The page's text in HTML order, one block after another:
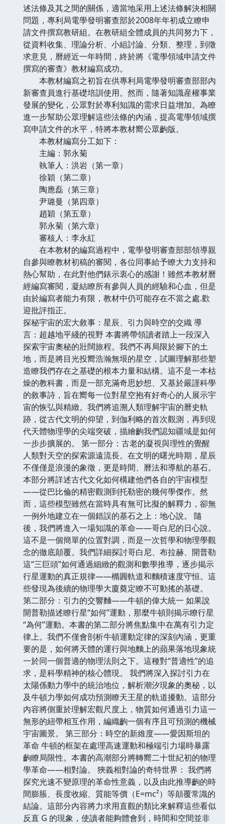
述法條及其之間的關係，適當地采用上述法條解決相關
問題，專利局電學發明審查部於2008年年初成立瞭申
請文件撰寫教研組。在教研組全體成員的共同努力下，
從資料收集、理論分析、小組討論、分類、整理，到徵
求意見，曆經近一年時間，終於將《電學領域申請文件
撰寫的審查》教材編寫成功。
本教材編寫之初旨在供專利局電學發明審查部部內
新審查員進行基礎培訓使用。然而，隨著知識産權事業
發展的變化，公眾對於專利知識的需求日益增加。為瞭
進一步幫助公眾理解這些法條的內涵，提高電學領域撰
寫申請文件的水平，特將本教材嚮公眾齣版。
本教材編寫分工如下：
主編：郭永菊
執筆人：洪岩（第一章）
徐穎（第二章）
陶應磊（第三章）
尹璐曼（第四章）
趙穎（第五章）
郭永菊（第六章）
審核人：李永紅
在本教材的編寫過程中，電學發明審查部部領導親
自參與瞭教材初稿的審閱，各位同事給予瞭大力支持和
熱心幫助，在此對他們錶示衷心的感謝！雖然本教材曆
經編寫審閱，凝結瞭所有參與人員的經驗和心血，但是
由於編寫者能力有限，教材中仍可能存在不當之處.歡
迎批評指正。
探秘宇宙的宏大敘事：星辰、引力與時空的交織 導
言：超越地平綫的視野 本書將帶領讀者踏上一段深入
探索宇宙奧秘的壯闊旅程。我們不再局限於腳下的土
地，而是將目光投嚮浩瀚無垠的星空，試圖理解那些塑
造瞭我們存在之基礎的根本力量和結構。這不是一本枯
燥的教科書，而是一部充滿奇思妙想、又基於嚴謹科學
的敘事詩，旨在嚮每一位對星空抱有好奇心的人展示宇
宙的恢弘與精緻。我們將追溯人類理解宇宙的曆史軌
跡，從古代文明的仰望，到伽利略的首次觀測，再到現
代天體物理學的尖端突破，描繪齣我們認知疆域是如何
一步步擴展的。 第一部分：古老的凝視與理性的覺醒
人類對天空的探索源遠流長。在文明的曙光時期，星辰
不僅僅是浪漫的象徵，更是時間、曆法和導航的基石。
本部分將詳述古代文化如何構建他們各自的宇宙模型
——從巴比倫的精密觀測到托勒密的幾何學傑作。然
而，這些模型雖然在當時具有無可比擬的解釋力，卻無
一例外地建立在一個錯誤的基石之上：地心說。 隨
後，我們將進入一場知識的革命——哥白尼的日心說。
這不是一個簡單的位置對調，而是一次哲學和物理學觀
念的徹底顛覆。我們詳細探討哥白尼、布拉赫、開普勒
這“三巨頭”如何通過細緻的觀測和數學推導，逐步揭示
行星運動的真正規律——橢圓軌道和麵積速度守恒。這
些發現為後續的物理學大廈奠定瞭不可動搖的基礎。
第二部分：引力的交響麯——牛頓的偉大統一 如果說
開普勒描述瞭行星“如何”運動，那麼牛頓則揭示瞭行星
“為何”運動。本書的第二部分將焦點集中在萬有引力定
律上。我們不僅會剖析牛頓運動定律的深刻內涵，更重
要的是，如何將天體的運行與地麵上的蘋果落地現象統
一於同一個普適的物理法則之下。這種對“普適性”的追
求，是科學精神的核心體現。 我們將深入探討引力在
太陽係動力學中的統治地位，解析潮汐現象的奧秘，以
及牛頓力學如何成功預測瞭天王星的軌道擾動。這部分
內容將側重於理解宏觀尺度上，物質如何通過引力這一
無形的紐帶相互作用，編織齣一個有序且可預測的機械
宇宙圖景。 第三部分：時空的新維度——愛因斯坦的
革命 牛頓的框架在處理高速運動和極端引力場時暴露
齣瞭局限性。本書的高潮部分將轉嚮二十世紀初的物理
學革命——相對論。 狹義相對論的奇特世界： 我們將
探究光速不變原理的革命性意義，以及由此推導齣的時
間膨脹、長度收縮、質能等價（E=mc²）等顛覆常識的
結論。這部分內容將力求用直觀的類比來解釋這些看似
反直 G 的現象，使讀者能夠體會到，時間和空間並非